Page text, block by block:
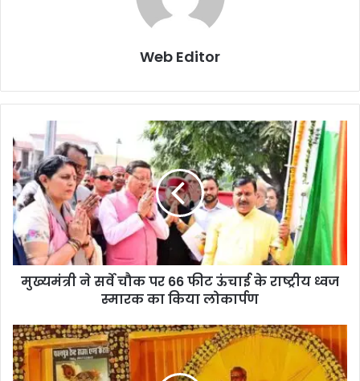
Web Editor
मुख्यमंत्री ने सर्वे चौक पर 66 फीट ऊंचाई के राष्ट्रीय ध्वज
स्मारक का किया लोकार्पण